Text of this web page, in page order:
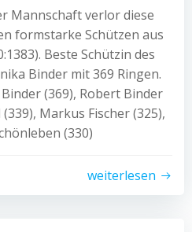
Mannschaft verlor diese
formstarke Schützen aus
Beste Schützin des
Binder mit 369 Ringen.
(369), Robert Binder
Markus Fischer (325),
(330)
weiterlesen